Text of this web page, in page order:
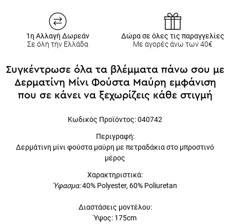
1η Αλλαγή Δωρεάν
Σε όλη την Ελλάδα
Δώρα σε όλες τις παραγγελίες
Με αγορές άνω των 40€
Συγκέντρωσε όλα τα βλέμματα πάνω σου με
Δερματίνη Μίνι Φούστα Μαύρη εμφάνιση
που σε κάνει να ξεχωρίζεις κάθε στιγμή
Κωδικός Προϊόντος: 040742
Περιγραφή:
Δερμάτινη μίνι φούστα μαύρη με πετραδάκια στο μπροστινό μέρος
Χαρακτηριστικά:
40% Polyester, 60% Poliuretan
Ύψος: 175cm
Στήθος: 85cm